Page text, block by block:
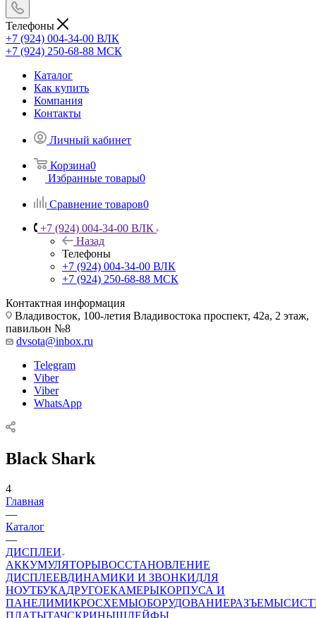
Телефоны
+7 (924) 004-34-00 ВЛК
+7 (924) 250-68-88 МСК
Каталог
Как купить
Компания
Контакты
Личный кабинет
Корзина0
Избранные товары0
Сравнение товаров0
+7 (924) 004-34-00 ВЛК
Назад
Телефоны
+7 (924) 004-34-00 ВЛК
+7 (924) 250-68-88 МСК
Контактная информация
Владивосток, 100-летия Владивостока проспект, 42а, 2 этаж,
павильон №8
dvsota@inbox.ru
Telegram
Viber
Viber
WhatsApp
Black Shark
4
Главная
—
Каталог
—
ДИСПЛЕИ
АККУМУЛЯТОРЫВОССТАНОВЛЕНИЕ
ДИСПЛЕЕВДИНАМИКИ И ЗВОНКИДЛЯ
НОУТБУКАДРУГОЕКАМЕРЫКОРПУСА И
ПАНЕЛИМИКРОСХЕМЫОБОРУДОВАНИЕРАЗЪЕМЫ
ПЛАТЫТАЧСКРИНЫШЛЕЙФЫ